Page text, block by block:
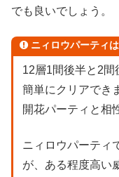
でも良いでしょう。
ニィロウパーティ
12層1間後半と2間
簡単にクリアでき
開花パーティと相
ニィロウパーティ
が、ある程度高い